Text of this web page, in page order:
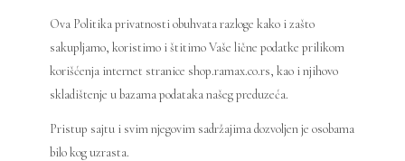
Ova Politika privatnosti obuhvata razloge kako i zašto
sakupljamo, koristimo i štitimo Vaše lične podatke prilikom
korišćenja internet stranice shop.ramax.co.rs, kao i njihovo
skladištenje u bazama podataka našeg preduzeća.
Pristup sajtu i svim njegovim sadržajima dozvoljen je osobama
bilo kog uzrasta.